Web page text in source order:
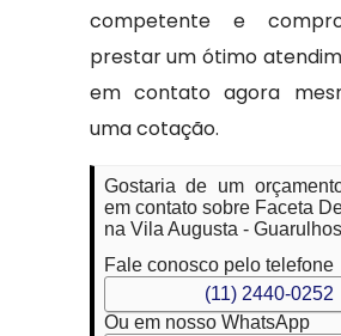
competente e
prestar um ótimo
em contato agora
uma cotação.
Gostaria de um
em contato sobre Faceta
na Vila Augusta -
Fale conosco pelo telefone
(11) 2440-0252
Ou em nosso WhatsApp